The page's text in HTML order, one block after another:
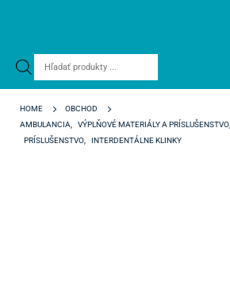
Products
HOME
OBCHOD
AMBULANCIA
VÝPLŇOVÉ MATERIÁLY A PRÍSLUŠENSTVO
PRÍSLUŠENSTVO
INTERDENTÁLNE KLINKY